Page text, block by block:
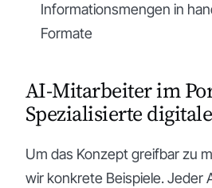
Informationsmengen in
Formate
AI-Mitarbeiter im
Spezialisierte
Um das Konzept greifbar zu
wir konkrete Beispiele. Jeder